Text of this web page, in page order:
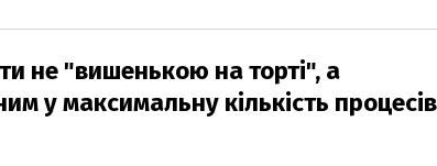
не "вишенькою на торті", а
у максимальну кількість